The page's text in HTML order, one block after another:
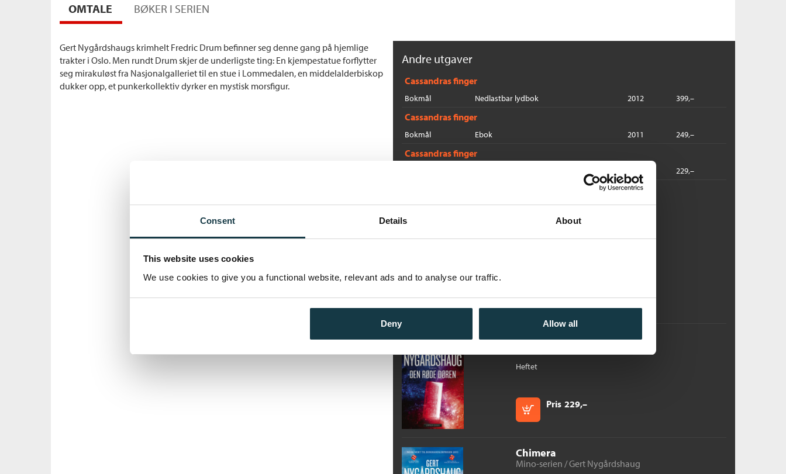
Consent Details About
This website uses cookies
We use cookies to give you a functional website, relevant ads and to analyse our traffic.
Deny Allow all
OMTALE BØKER I SERIEN
Gert Nygårdshaugs krimhelt Fredric Drum befinner seg denne gang på hjemlige
trakter i Oslo. Men rundt Drum skjer de underligste ting: En kjempestatue forflytter
seg mirakuløst fra Nasjonalgalleriet til en stue i Lommedalen, en middelalderbiskop
dukker opp, et punkerkollektiv dyrker en mystisk morsfigur.
Andre utgaver
Cassandras finger
Bokmål Nedlastbar lydbok 2012 399,–
Cassandras finger
Bokmål Ebok 2011 249,–
Cassandras finger
229,–
Mengele Zoo
Den røde døren
Heftet
Pris 229,–
Kjøp
Chimera
Mino-serien /Gert Nygårdshaug